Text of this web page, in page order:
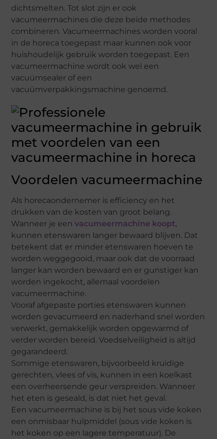
dichtsmelten. Tot slot zijn er ook
vacumeermachines die deze beide methodes
combineren. Vacumeermachines worden vooral
in de horeca toegepast maar kunnen ook voor
huishoudelijk gebruik worden toegepast. Een
vacumeermachine wordt ook wel een
vacuümsealer of een
vacuümverpakkingsmachine genoemd.
Voordelen vacumeermachine
Als horecaondernemer is efficiency en het
drukken van de kosten van groot belang.
Wanneer je eenvacumeermachine koopt,
kunnen etenswaren langer bewaard blijven. Dat
betekent dat er minder etenswaren hoeven te
worden weggegooid, maar ook dat de voorraad
langer kan worden bewaard en er gunstiger kan
worden ingekocht, allemaal voordelen
vacumeermachine.
Vooraf afgepaste porties etenswaren kunnen
worden gevacumeerd en naderhand snel worden
verwerkt, gemakkelijk worden opgewarmd of
verder worden bereid. Voedselveiligheid is altijd
gegarandeerd.
Sommige etenswaren, bijvoorbeeld kruidige
gerechten, vlees of vis, kunnen in een koelkast
een overheersende geur verspreiden. Wanneer
het eten is geseald, is dat niet het geval.
Een vacumeermachine is bij het sous vide koken
een onmisbaar hulpmiddel (sous vide koken is
het koken op een lagere temperatuur). De